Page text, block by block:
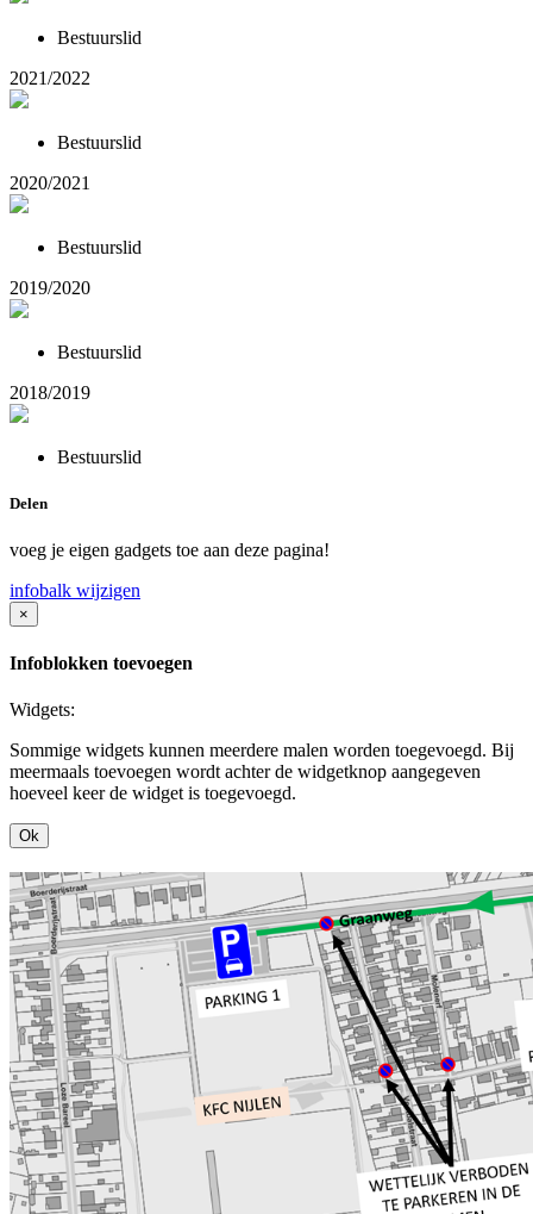
Bestuurslid
2021/2022
Bestuurslid
2020/2021
Bestuurslid
2019/2020
Bestuurslid
2018/2019
Bestuurslid
Delen
voeg je eigen gadgets toe aan deze pagina!
infobalk wijzigen
×
Infoblokken toevoegen
Widgets:
Sommige widgets kunnen meerdere malen worden toegevoegd. Bij
meermaals toevoegen wordt achter de widgetknop aangegeven
hoeveel keer de widget is toegevoegd.
Ok